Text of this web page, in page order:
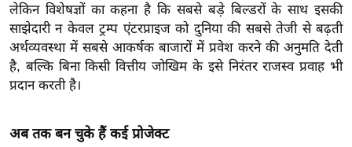
स
मी
क्षा
B
a
लेकिन विशेषज्ञों का कहना है कि सबसे बड़े बिल्डरों के साथ इसकी
साझेदारी न केवल ट्रम्प एंटरप्राइज को दुनिया की सबसे तेजी से बढ़ती
अर्थव्यवस्था में सबसे आकर्षक बाजारों में प्रवेश करने की अनुमति देती
है, बल्कि बिना किसी वित्तीय जोखिम के इसे निरंतर राजस्व प्रवाह भी
प्रदान करती है।
अब तक बन चुके हैं कई प्रोजेक्ट